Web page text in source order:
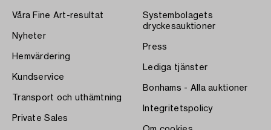
Våra Fine Art-resultat
Nyheter
Hemvärdering
Kundservice
Transport och uthämtning
Private Sales
Systembolagets
dryckesauktioner
Press
Lediga tjänster
Bonhams - Alla auktioner
Integritetspolicy